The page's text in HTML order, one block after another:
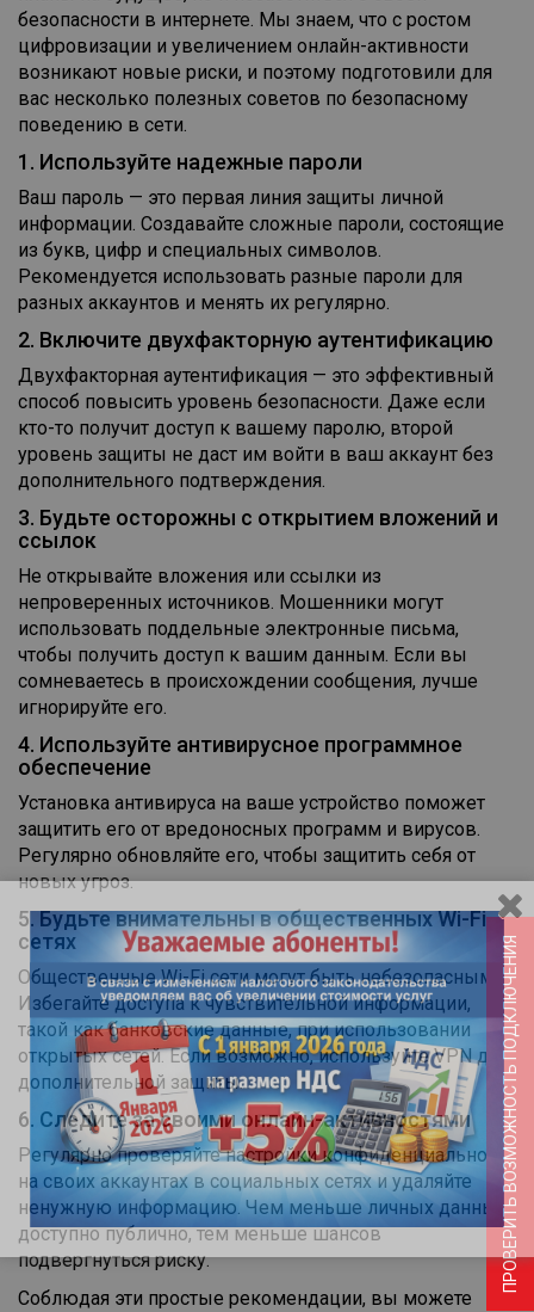
ПРОВЕРИТЬ ВОЗМОЖНОСТЬ ПОДКЛЮЧЕНИЯ
безопасности в интернете. Мы знаем, что с ростом
цифровизации и увеличением онлайн-активности
возникают новые риски, и поэтому подготовили для
вас несколько полезных советов по безопасному
поведению в сети.
1. Используйте надежные пароли
Ваш пароль — это первая линия защиты личной
информации. Создавайте сложные пароли, состоящие
из букв, цифр и специальных символов.
Рекомендуется использовать разные пароли для
разных аккаунтов и менять их регулярно.
2. Включите двухфакторную аутентификацию
Двухфакторная аутентификация — это эффективный
способ повысить уровень безопасности. Даже если
кто-то получит доступ к вашему паролю, второй
уровень защиты не даст им войти в ваш аккаунт без
дополнительного подтверждения.
3. Будьте осторожны с открытием вложений и
ссылок
Не открывайте вложения или ссылки из
непроверенных источников. Мошенники могут
использовать поддельные электронные письма,
чтобы получить доступ к вашим данным. Если вы
сомневаетесь в происхождении сообщения, лучше
игнорируйте его.
4. Используйте антивирусное программное
обеспечение
Установка антивируса на ваше устройство поможет
защитить его от вредоносных программ и вирусов.
Регулярно обновляйте его, чтобы защитить себя от
новых угроз.
5. Будьте внимательны в общественных Wi-Fi
сетях
Общественные Wi-Fi сети могут быть небезопасными.
Избегайте доступа к чувствительной информации,
такой как банковские данные, при использовании
открытых сетей. Если возможно, используйте VPN для
дополнительной защиты.
6. Следите за своими онлайн-активностями
Регулярно проверяйте настройки конфиденциальности
на своих аккаунтах в социальных сетях и удаляйте
ненужную информацию. Чем меньше личных данных
доступно публично, тем меньше шансов
подвергнуться риску.
Соблюдая эти простые рекомендации, вы можете